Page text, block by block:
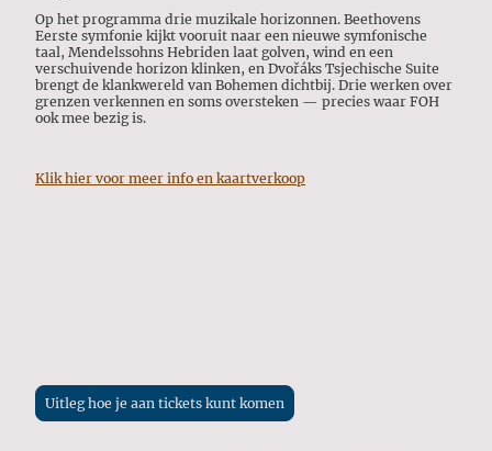
Op het programma drie muzikale horizonnen. Beethovens
Eerste symfonie kijkt vooruit naar een nieuwe symfonische
taal, Mendelssohns Hebriden laat golven, wind en een
verschuivende horizon klinken, en Dvořáks Tsjechische Suite
brengt de klankwereld van Bohemen dichtbij. Drie werken over
grenzen verkennen en soms oversteken — precies waar FOH
ook mee bezig is.
Klik hier voor meer info en kaartverkoop
Uitleg hoe je aan tickets kunt komen